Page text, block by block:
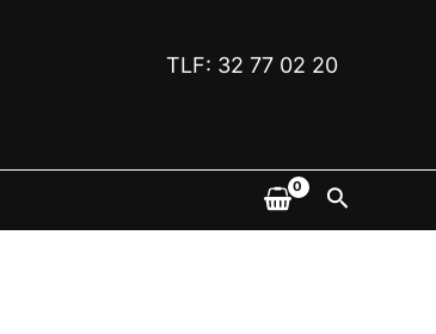
TLF: 32 77 02 20
Søk